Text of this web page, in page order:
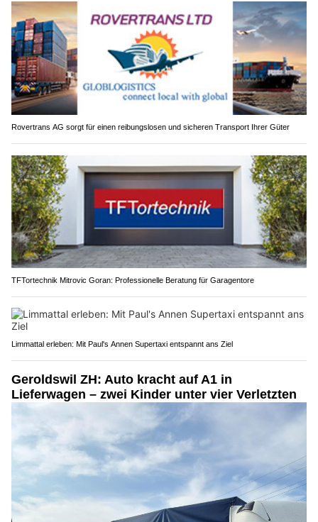
Rovertrans AG sorgt für einen reibungslosen und sicheren Transport Ihrer Güter
TFTortechnik Mitrovic Goran: Professionelle Beratung für Garagentore
Limmattal erleben: Mit Paul's Annen Supertaxi entspannt ans Ziel
Geroldswil ZH: Auto kracht auf A1 in
Lieferwagen – zwei Kinder unter vier Verletzten